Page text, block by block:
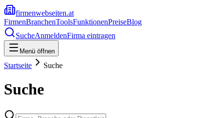
firmenwebseiten.at
FirmenBranchenToolsFunktionenPreiseBlog
SucheAnmeldenFirma eintragen
Menü öffnen
Startseite Suche
Suche